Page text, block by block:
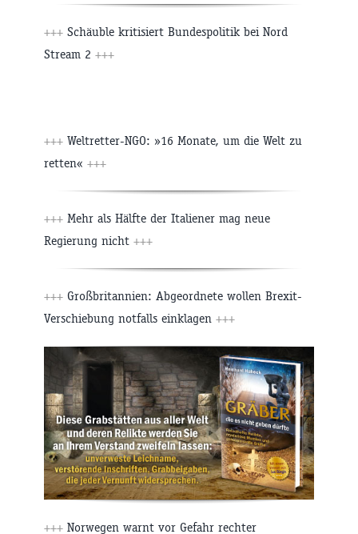
+++ Schäuble kritisiert Bundespolitik bei Nord
Stream 2 +++
+++ Weltretter-NGO: »16 Monate, um die Welt zu
retten« +++
+++ Mehr als Hälfte der Italiener mag neue
Regierung nicht +++
+++ Großbritannien: Abgeordnete wollen Brexit-
Verschiebung notfalls einklagen +++
+++ Norwegen warnt vor Gefahr rechter